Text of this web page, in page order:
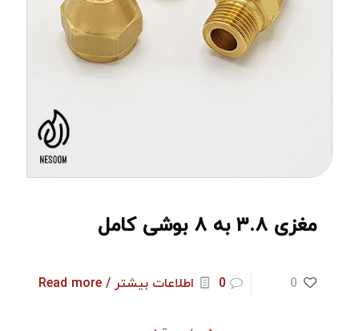
مغزی ۳.۸ به ۸ بوشی کامل
0
0 اطلاعات بیشتر / Read more